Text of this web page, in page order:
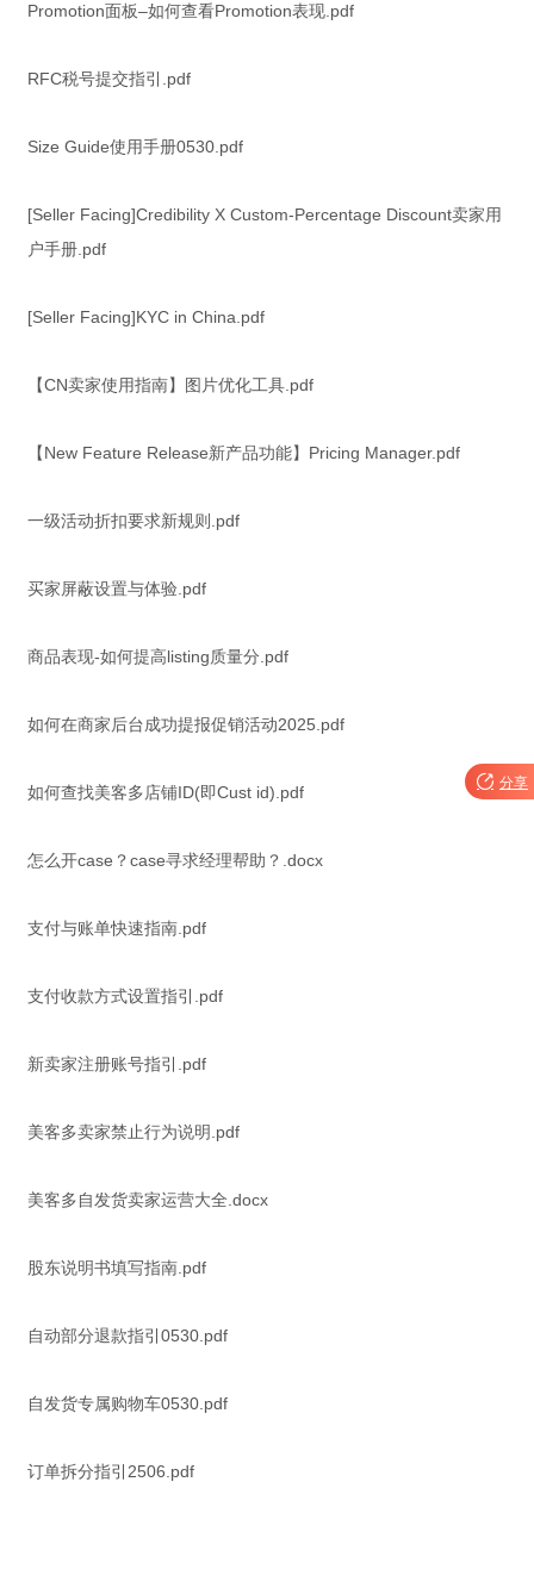
Promotion面板–如何查看Promotion表现.pdf
RFC税号提交指引.pdf
Size Guide使用手册0530.pdf
[Seller Facing]Credibility X Custom-Percentage Discount卖家用
户手册.pdf
[Seller Facing]KYC in China.pdf
【CN卖家使用指南】图片优化工具.pdf
【New Feature Release新产品功能】Pricing Manager.pdf
一级活动折扣要求新规则.pdf
买家屏蔽设置与体验.pdf
商品表现-如何提高listing质量分.pdf
如何在商家后台成功提报促销活动2025.pdf
如何查找美客多店铺ID(即Cust id).pdf
怎么开case？case寻求经理帮助？.docx
支付与账单快速指南.pdf
支付收款方式设置指引.pdf
新卖家注册账号指引.pdf
美客多卖家禁止行为说明.pdf
美客多自发货卖家运营大全.docx
股东说明书填写指南.pdf
自动部分退款指引0530.pdf
自发货专属购物车0530.pdf
订单拆分指引2506.pdf
 分享